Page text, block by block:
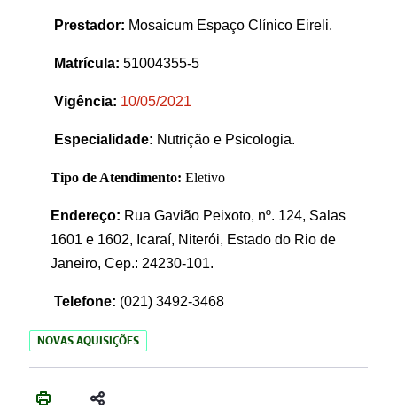
Prestador: Mosaicum Espaço Clínico Eireli.
Matrícula: 51004355-5
Vigência: 10/05/2021
Especialidade: Nutrição e Psicologia.
Tipo de Atendimento: Eletivo
Endereço: Rua Gavião Peixoto, nº. 124, Salas
1601 e 1602, Icaraí, Niterói, Estado do Rio de
Janeiro, Cep.: 24230-101.
Telefone: (021) 3492-3468
NOVAS AQUISIÇÕES